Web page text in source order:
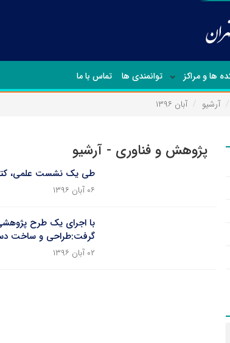
ها و مراکز توانمندی ها تماس با ما
آرشیو آبان ۱۳۹۶
پژوهش و فناوری - آرشیو
طی یک نشست علمی،
۰۶ آبان ۱۳۹۶
با اجرای یک طرح
گرفت:طراحی و ساخت
۰۲ آبان ۱۳۹۶